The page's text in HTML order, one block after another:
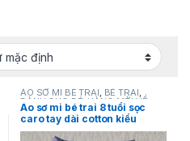
ÁO SƠ MI BÉ TRAI, BÉ TRAI,
DÀNH CHO BÉ HÀNG MỚI VỀ
NEW,Ralph lauren ,SẢN PHẨM
KHUYẾN MÃI
Áo sơ mi bé trai 8 tuổi sọc
caro tay dài cotton kiểu
Natural Stretch hiệu Ralph